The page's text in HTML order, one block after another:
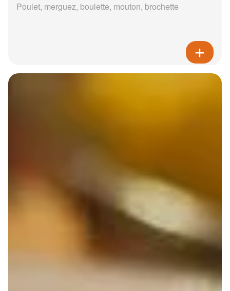
Poulet, merguez, boulette, mouton, brochette